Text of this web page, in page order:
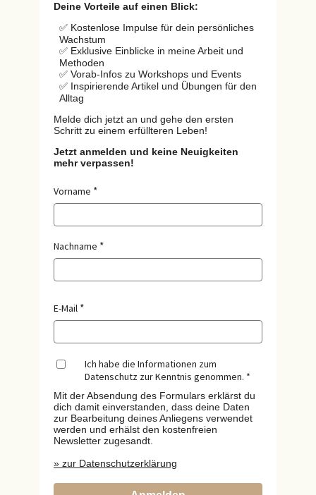
Deine Vorteile auf einen Blick:
✅ Kostenlose Impulse für dein persönliches
Wachstum
✅ Exklusive Einblicke in meine Arbeit und
Methoden
✅ Vorab-Infos zu Workshops und Events
✅ Inspirierende Artikel und Übungen für den
Alltag
Melde dich jetzt an und gehe den ersten
Schritt zu einem erfüllteren Leben!
Jetzt anmelden und keine Neuigkeiten
mehr verpassen!
Vorname
Nachname
E-Mail
Ich habe die Informationen zum
Datenschutz zur Kenntnis genommen.
Mit der Absendung des Formulars erklärst du
dich damit einverstanden, dass deine Daten
zur Bearbeitung deines Anliegens verwendet
werden und erhälst den kostenfreien
Newsletter zugesandt.
» zur Datenschutzerklärung